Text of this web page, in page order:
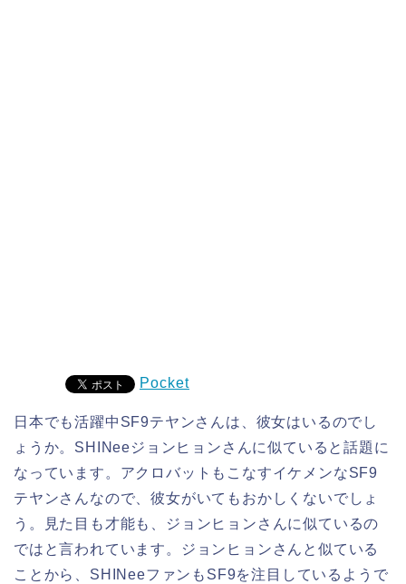
Pocket
日本でも活躍中SF9テヤンさんは、彼女はいるのでし
ょうか。SHINeeジョンヒョンさんに似ていると話題に
なっています。アクロバットもこなすイケメンなSF9
テヤンさんなので、彼女がいてもおかしくないでしょ
う。見た目も才能も、ジョンヒョンさんに似ているの
ではと言われています。ジョンヒョンさんと似ている
ことから、SHINeeファンもSF9を注目しているようで